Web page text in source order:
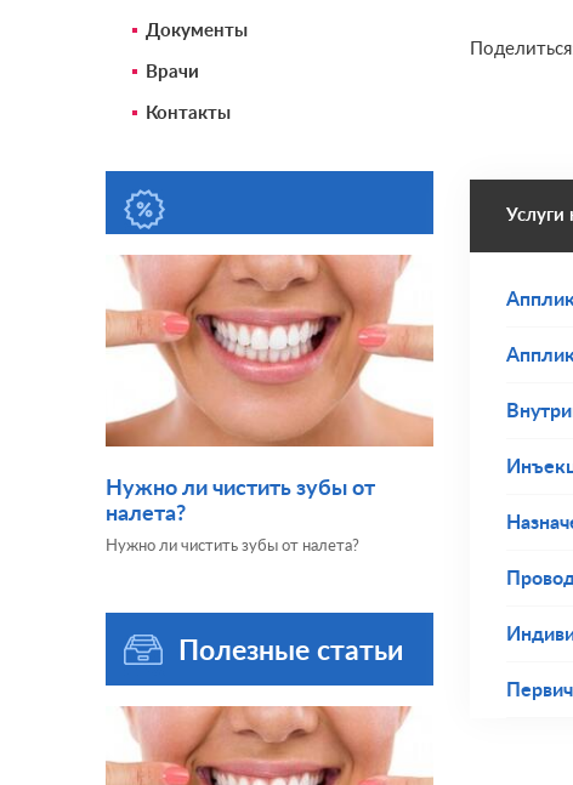
Документы
Врачи
Контакты
Нужно ли чистить зубы от
налета?
Нужно ли чистить зубы от налета?
Полезные статьи
Услуги